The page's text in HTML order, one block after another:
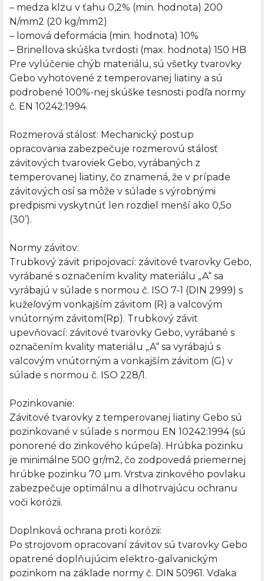
– medza klzu v ťahu 0,2% (min. hodnota) 200
N/mm2 (20 kg/mm2)
– lomová deformácia (min. hodnota) 10%
– Brinellova skúška tvrdosti (max. hodnota) 150 HB
Pre vylúčenie chýb materiálu, sú všetky tvarovky
Gebo vyhotovené z temperovanej liatiny a sú
podrobené 100%-nej skúške tesnosti podľa normy
č. EN 10242:1994.
Rozmerová stálosť: Mechanický postup
opracovania zabezpečuje rozmerovú stálosť
závitových tvaroviek Gebo, vyrábaných z
temperovanej liatiny, čo znamená, že v prípade
závitových osí sa môže v súlade s výrobnými
predpismi vyskytnúť len rozdiel menší ako 0,5o
(30’).
Normy závitov:
Trubkový závit pripojovací: závitové tvarovky Gebo,
vyrábané s označením kvality materiálu „A“ sa
vyrábajú v súlade s normou č. ISO 7-1 (DIN 2999) s
kužeľovým vonkajším závitom (R) a valcovým
vnútorným závitom(Rp). Trubkový závit
upevňovací: závitové tvarovky Gebo, vyrábané s
označením kvality materiálu „A“ sa vyrábajú s
valcovým vnútorným a vonkajším závitom (G) v
súlade s normou č. ISO 228/1.
Pozinkovanie:
Závitové tvarovky z temperovanej liatiny Gebo sú
pozinkované v súlade s normou EN 10242:1994 (sú
ponorené do zinkového kúpeľa). Hrúbka pozinku
je minimálne 500 gr/m2, čo zodpovedá priemernej
hrúbke pozinku 70 µm. Vrstva zinkového povlaku
zabezpečuje optimálnu a dlhotrvajúcu ochranu
voči korózii.
Doplnková ochrana proti korózii:
Po strojovom opracovaní závitov sú tvarovky Gebo
opatrené doplňujúcim elektro-galvanickým
pozinkom na základe normy č. DIN 50961. Vďaka